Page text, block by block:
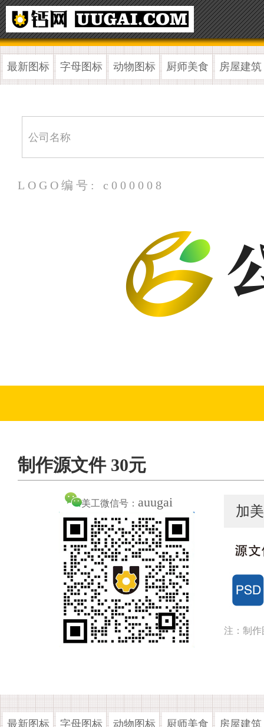
最新图标 字母图标 动物图标 厨师美食 房屋建筑
LOGO编号: c000008
制作源文件 30元
美工微信号： auugai
加
注：制作
最新图标 字母图标 动物图标 厨师美食 房屋建筑